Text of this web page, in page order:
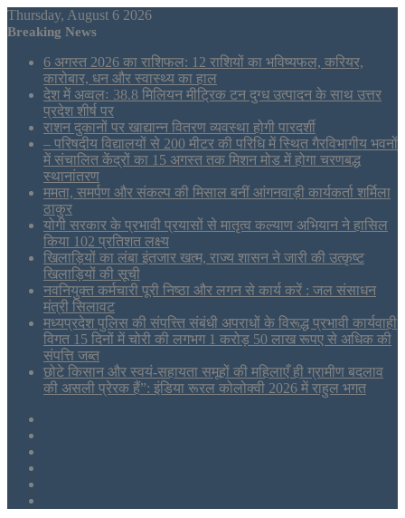
Thursday, August 6 2026
Breaking News
6 अगस्त 2026 का राशिफल: 12 राशियों का भविष्यफल, करियर,
कारोबार, धन और स्वास्थ्य का हाल
देश में अव्वलः 38.8 मिलियन मीट्रिक टन दुग्ध उत्पादन के साथ उत्तर
प्रदेश शीर्ष पर
राशन दुकानों पर खाद्यान्न वितरण व्यवस्था होगी पारदर्शी
– परिषदीय विद्यालयों से 200 मीटर की परिधि में स्थित गैरविभागीय भवनों
में संचालित केंद्रों का 15 अगस्त तक मिशन मोड में होगा चरणबद्ध
स्थानांतरण
ममता, समर्पण और संकल्प की मिसाल बनीं आंगनवाड़ी कार्यकर्ता शर्मिला
ठाकुर
योगी सरकार के प्रभावी प्रयासों से मातृत्व कल्याण अभियान ने हासिल
किया 102 प्रतिशत लक्ष्य
खिलाड़ियों का लंबा इंतजार खत्म, राज्य शासन ने जारी की उत्कृष्ट
खिलाड़ियों की सूची
नवनियुक्त कर्मचारी पूरी निष्ठा और लगन से कार्य करें : जल संसाधन
मंत्री सिलावट
मध्यप्रदेश पुलिस की संपत्त्ति संबंधी अपराधों के विरूद्ध प्रभावी कार्यवाही
विगत 15 दिनों में चोरी की लगभग 1 करोड़ 50 लाख रूपए से अधिक की
संपत्ति जब्‍त
छोटे किसान और स्वयं-सहायता समूहों की महिलाएँ ही ग्रामीण बदलाव
की असली प्रेरक हैं”: इंडिया रूरल कोलोक्वी 2026 में राहुल भगत